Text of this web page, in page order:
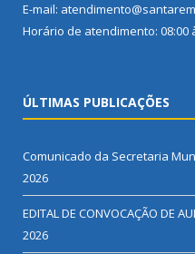
E-mail:
Horário de atendimento: 08:00
ÚLTIMAS PUBLICAÇÕES
Comunicado da Secretaria
2026
EDITAL DE CONVOCAÇÃO DE
2026